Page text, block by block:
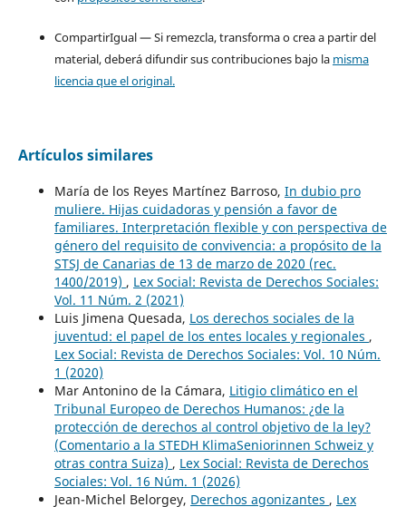
CompartirIgual — Si remezcla, transforma o crea a partir del
material, deberá difundir sus contribuciones bajo la misma
licencia que el original.
Artículos similares
María de los Reyes Martínez Barroso, In dubio pro
muliere. Hijas cuidadoras y pensión a favor de
familiares. Interpretación flexible y con perspectiva de
género del requisito de convivencia: a propósito de la
STSJ de Canarias de 13 de marzo de 2020 (rec.
1400/2019) , Lex Social: Revista de Derechos Sociales:
Vol. 11 Núm. 2 (2021)
Luis Jimena Quesada, Los derechos sociales de la
juventud: el papel de los entes locales y regionales ,
Lex Social: Revista de Derechos Sociales: Vol. 10 Núm.
1 (2020)
Mar Antonino de la Cámara, Litigio climático en el
Tribunal Europeo de Derechos Humanos: ¿de la
protección de derechos al control objetivo de la ley?
(Comentario a la STEDH KlimaSeniorinnen Schweiz y
otras contra Suiza) , Lex Social: Revista de Derechos
Sociales: Vol. 16 Núm. 1 (2026)
Jean-Michel Belorgey, Derechos agonizantes , Lex